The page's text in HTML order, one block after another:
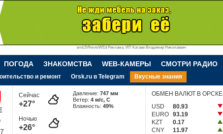
erid:2VfnxvtvWEd Реклама. ИП Катаев Владимир Николаевич
ПОГОДА ЗНАКОМСТВА WEB-КАМЕРЫ СМОТРИ РАДИО
и ремонт Orsk.ru в Telegram Вкусные знания
Сейчас
+27°
Ночью
+26°
Давление:747 мм
Ветер:4 м/c, С
Влажность:49%
ОБМЕН ВАЛЮТ В ОРСКЕ
USD
80.93
EURO 93.19
KZT
0.17
CNY
11.97